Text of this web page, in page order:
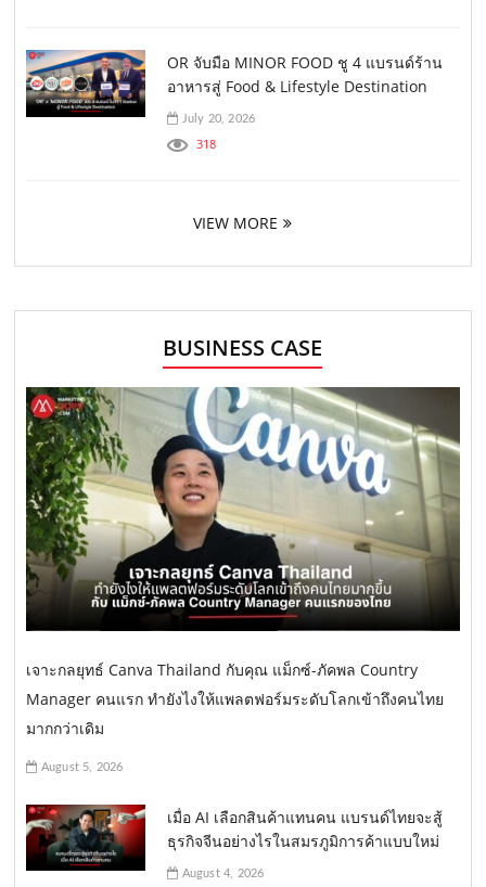
OR จับมือ MINOR FOOD ชู 4 แบรนด์ร้าน
อาหารสู่ Food & Lifestyle Destination
July 20, 2026
318
VIEW MORE
BUSINESS CASE
เจาะกลยุทธ์ Canva Thailand กับคุณ แม็กซ์-ภัคพล Country
Manager คนแรก ทำยังไงให้แพลตฟอร์มระดับโลกเข้าถึงคนไทย
มากกว่าเดิม
August 5, 2026
เมื่อ AI เลือกสินค้าแทนคน แบรนด์ไทยจะสู้
ธุรกิจจีนอย่างไรในสมรภูมิการค้าแบบใหม่
August 4, 2026